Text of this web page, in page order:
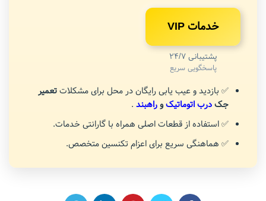
خدمات VIP
پشتیبانی 24/7
پاسخگویی سریع
✅ بازدید و عیب یابی رایگان در محل برای مشکلاتتعمیر
جکدرب اتوماتیکوراهبند .
✅ استفاده از قطعات اصلی همراه با گارانتی خدمات.
✅ هماهنگی سریع برای اعزام تکنسین متخصص.